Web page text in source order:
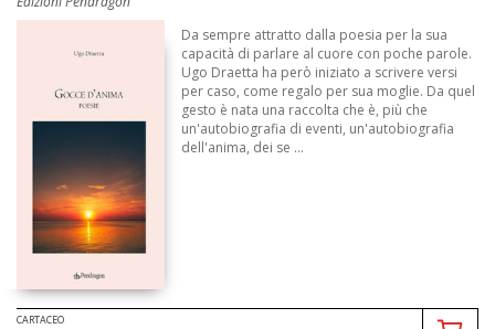
Da sempre attratto dalla poesia per la sua
capacità di parlare al cuore con poche parole.
Ugo Draetta ha però iniziato a scrivere versi
per caso, come regalo per sua moglie. Da quel
gesto è nata una raccolta che è, più che
un'autobiografia di eventi, un'autobiografia
dell'anima, dei se ...
CARTACEO